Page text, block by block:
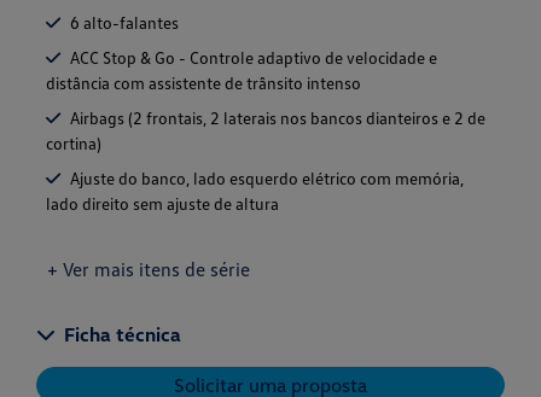
6 alto-falantes
ACC Stop & Go - Controle adaptivo de velocidade e
distância com assistente de trânsito intenso
Airbags (2 frontais, 2 laterais nos bancos dianteiros e 2 de
cortina)
Ajuste do banco, lado esquerdo elétrico com memória,
lado direito sem ajuste de altura
+ Ver mais itens de série
Ficha técnica
Solicitar uma proposta